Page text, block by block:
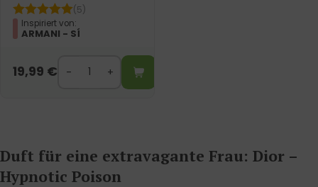
(5)
Inspiriert von:
ARMANI - SÍ
19,99 €
Duft für eine extravagante Frau: Dior –
Hypnotic Poison